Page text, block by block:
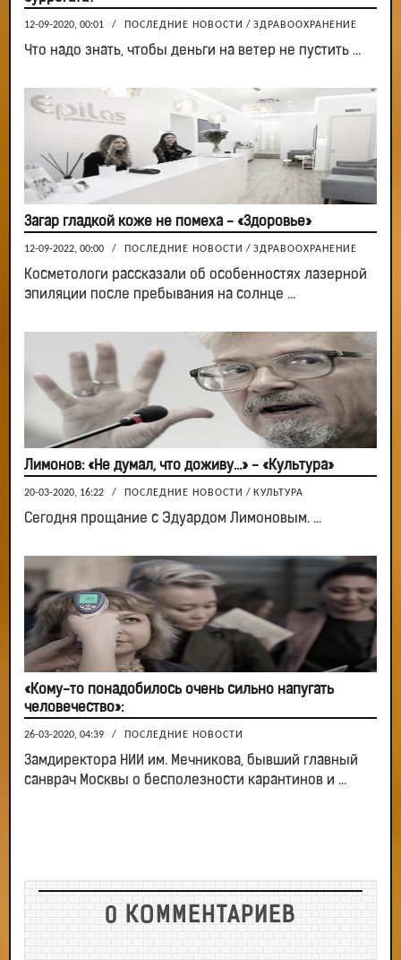
12-09-2020, 00:01 / ПОСЛЕДНИЕ НОВОСТИ / ЗДРАВООХРАНЕНИЕ
Что надо знать, чтобы деньги на ветер не пустить ...
Загар гладкой коже не помеха - «Здоровье»
12-09-2022, 00:00 / ПОСЛЕДНИЕ НОВОСТИ / ЗДРАВООХРАНЕНИЕ
Косметологи рассказали об особенностях лазерной
эпиляции после пребывания на солнце ...
Лимонов: «Не думал, что доживу…» - «Культура»
20-03-2020, 16:22 / ПОСЛЕДНИЕ НОВОСТИ / КУЛЬТУРА
Сегодня прощание с Эдуардом Лимоновым. ...
«Кому-то понадобилось очень сильно напугать
человечество»:
26-03-2020, 04:39 / ПОСЛЕДНИЕ НОВОСТИ
Замдиректора НИИ им. Мечникова, бывший главный
санврач Москвы о бесполезности карантинов и ...
0 КОММЕНТАРИЕВ